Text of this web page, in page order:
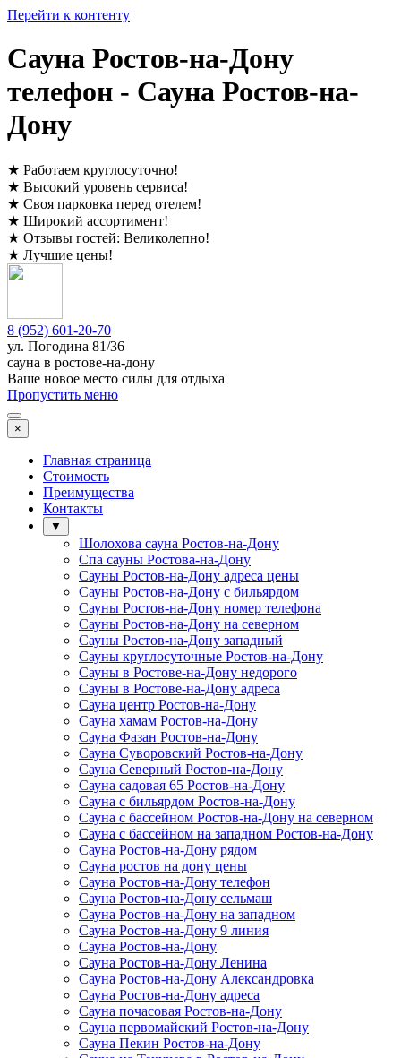
Перейти к контенту
Сауна Ростов-на-Дону
телефон - Сауна Ростов-на-
Дону
★ Работаем круглосуточно!
★ Высокий уровень сервиса!
★ Своя парковка перед отелем!
★ Широкий ассортимент!
★ Отзывы гостей: Великолепно!
★ Лучшие цены!
8 (952) 601-20-70
ул. ​ Погодина 81/36
сауна в ростове-на-дону
Ваше новое место силы для отдыха
Пропустить меню
×
Главная страница
Стоимость
Преимущества
Контакты
▼
Шолохова сауна Ростов-на-Дону
Спа сауны Ростова-на-Дону
Сауны Ростов-на-Дону адреса цены
Сауны Ростов-на-Дону с бильярдом
Сауны Ростов-на-Дону номер телефона
Сауны Ростов-на-Дону на северном
Сауны Ростов-на-Дону западный
Сауны круглосуточные Ростов-на-Дону
Сауны в Ростове-на-Дону недорого
Сауны в Ростове-на-Дону адреса
Сауна центр Ростов-на-Дону
Сауна хамам Ростов-на-Дону
Сауна Фазан Ростов-на-Дону
Сауна Суворовский Ростов-на-Дону
Сауна Северный Ростов-на-Дону
Сауна садовая 65 Ростов-на-Дону
Сауна с бильярдом Ростов-на-Дону
Сауна с бассейном Ростов-на-Дону на северном
Сауна с бассейном на западном Ростов-на-Дону
Сауна Ростов-на-Дону рядом
Сауна ростов на дону цены
Сауна Ростов-на-Дону телефон
Сауна Ростов-на-Дону сельмаш
Сауна Ростов-на-Дону на западном
Сауна Ростов-на-Дону 9 линия
Сауна Ростов-на-Дону
Сауна Ростов-на-Дону Ленина
Сауна Ростов-на-Дону Александровка
Сауна Ростов-на-Дону адреса
Сауна почасовая Ростов-на-Дону
Сауна первомайский Ростов-на-Дону
Сауна Пекин Ростов-на-Дону